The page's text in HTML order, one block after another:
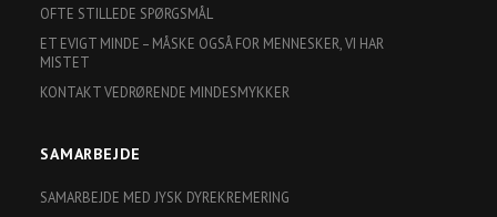
OFTE STILLEDE SPØRGSMÅL
ET EVIGT MINDE – MÅSKE OGSÅ FOR MENNESKER, VI HAR
MISTET
KONTAKT VEDRØRENDE MINDESMYKKER
SAMARBEJDE
SAMARBEJDE MED JYSK DYREKREMERING